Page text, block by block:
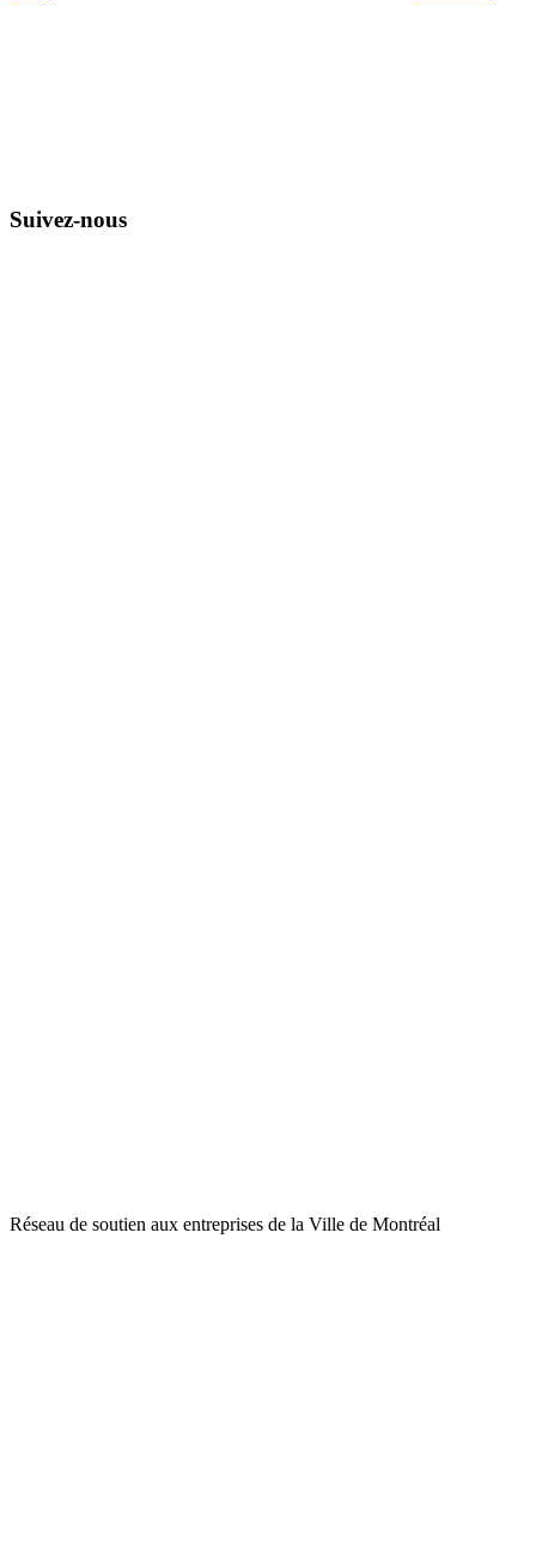
Suivez-nous
Réseau de soutien aux entreprises de la Ville de Montréal